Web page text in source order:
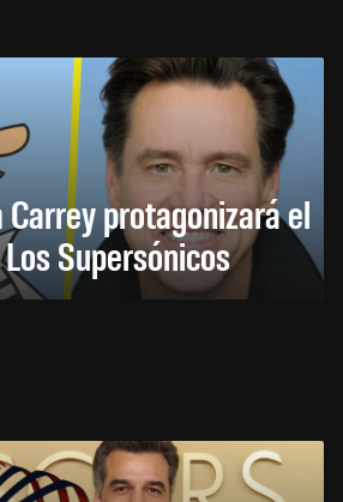
Carrey protagonizará el
Supersónicos